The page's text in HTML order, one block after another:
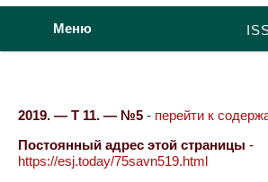
Меню
2019. — Т 11. — №5 - перейти к
Постоянный адрес этой страницы -
https://esj.today/75savn519.html